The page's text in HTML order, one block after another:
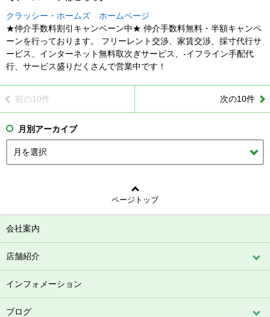
クラッシー・ホームズ ホームページ
★仲介手数料割引キャンペーン中★ 仲介手数料無料・半額キャンペ
ーンを行っております。 フリーレント交渉、家賃交渉、採寸代行サ
ービス、インターネット無料取次ぎサービス、-イフライン手配代
行、サービス盛りだくさんで営業中です！
前の10件 次の10件
月別アーカイブ
ページトップ
会社案内
店舗紹介
インフォメーション
ブログ